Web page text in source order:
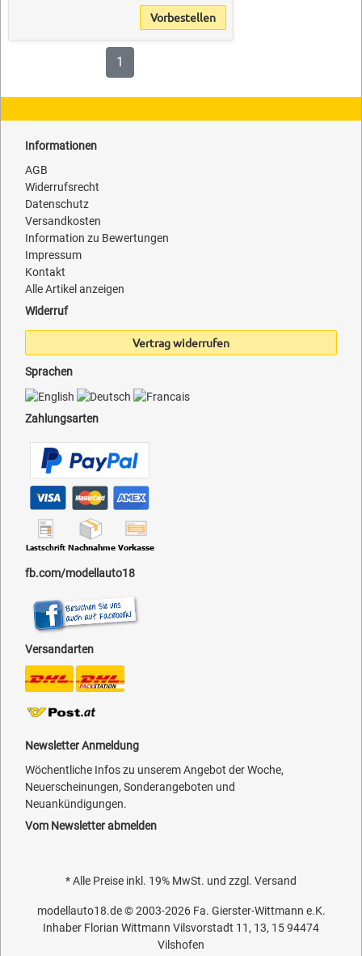
Vorbestellen
1
Informationen
AGB
Widerrufsrecht
Datenschutz
Versandkosten
Information zu Bewertungen
Impressum
Kontakt
Alle Artikel anzeigen
Widerruf
Vertrag widerrufen
Sprachen
Zahlungsarten
fb.com/modellauto18
Versandarten
Newsletter Anmeldung
Wöchentliche Infos zu unserem Angebot der Woche,
Neuerscheinungen, Sonderangeboten und
Neuankündigungen.
Vom Newsletter abmelden
* Alle Preise inkl. 19% MwSt. und zzgl. Versand
modellauto18.de© 2003-2026 Fa. Gierster-Wittmann e.K.
Inhaber Florian Wittmann Vilsvorstadt 11, 13, 15 94474
Vilshofen